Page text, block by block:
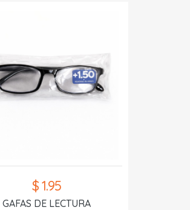
$ 1.95
GAFAS DE LECTURA